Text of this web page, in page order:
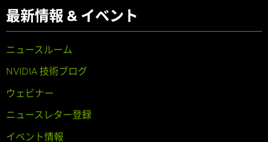
最新情報 & イベント
ニュースルーム
NVIDIA 技術ブログ
ウェビナー
ニュースレター登録
イベント情報